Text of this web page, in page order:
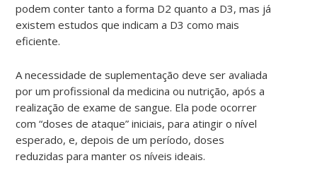
podem conter tanto a forma D2 quanto a D3, mas já
existem estudos que indicam a D3 como mais
eficiente.
A necessidade de suplementação deve ser avaliada
por um profissional da medicina ou nutrição, após a
realização de exame de sangue. Ela pode ocorrer
com “doses de ataque” iniciais, para atingir o nível
esperado, e, depois de um período, doses
reduzidas para manter os níveis ideais.